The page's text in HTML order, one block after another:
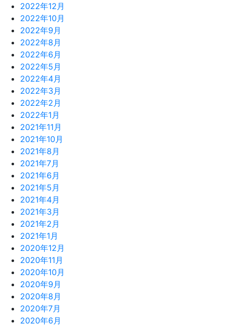
2022年12月
2022年10月
2022年9月
2022年8月
2022年6月
2022年5月
2022年4月
2022年3月
2022年2月
2022年1月
2021年11月
2021年10月
2021年8月
2021年7月
2021年6月
2021年5月
2021年4月
2021年3月
2021年2月
2021年1月
2020年12月
2020年11月
2020年10月
2020年9月
2020年8月
2020年7月
2020年6月